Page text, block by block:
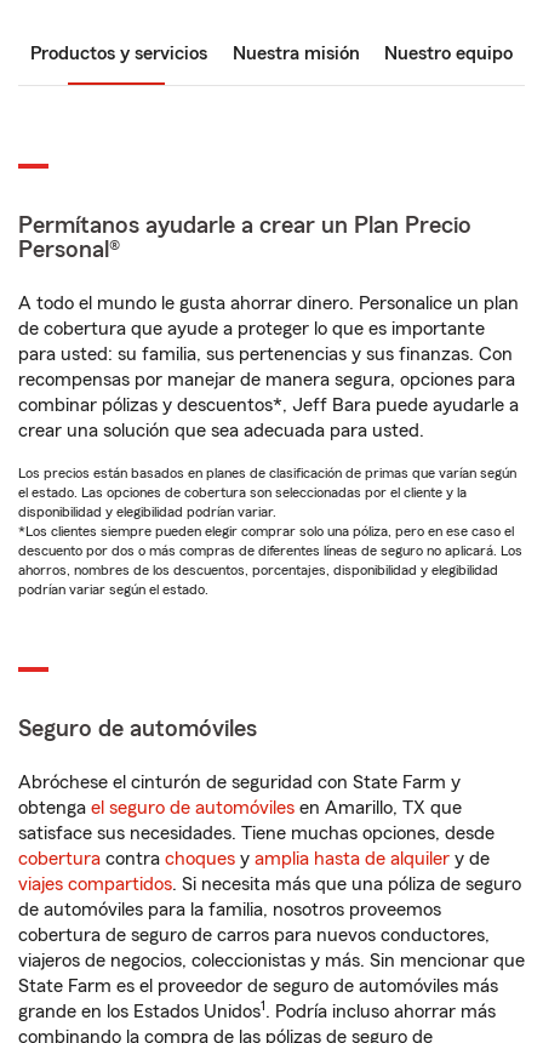
Productos y servicios Nuestra misión Nuestro equipo
Permítanos ayudarle a crear un Plan Precio
Personal®
A todo el mundo le gusta ahorrar dinero. Personalice un plan
de cobertura que ayude a proteger lo que es importante
para usted: su familia, sus pertenencias y sus finanzas. Con
recompensas por manejar de manera segura, opciones para
combinar pólizas y descuentos*, Jeff Bara puede ayudarle a
crear una solución que sea adecuada para usted.
Los precios están basados en planes de clasificación de primas que varían según
el estado. Las opciones de cobertura son seleccionadas por el cliente y la
disponibilidad y elegibilidad podrían variar.
*Los clientes siempre pueden elegir comprar solo una póliza, pero en ese caso el
descuento por dos o más compras de diferentes líneas de seguro no aplicará. Los
ahorros, nombres de los descuentos, porcentajes, disponibilidad y elegibilidad
podrían variar según el estado.
Seguro de automóviles
Abróchese el cinturón de seguridad con State Farm y
obtenga el seguro de automóviles en Amarillo, TX que
satisface sus necesidades. Tiene muchas opciones, desde
cobertura contra choques y amplia hasta de alquiler y de
viajes compartidos. Si necesita más que una póliza de seguro
de automóviles para la familia, nosotros proveemos
cobertura de seguro de carros para nuevos conductores,
viajeros de negocios, coleccionistas y más. Sin mencionar que
State Farm es el proveedor de seguro de automóviles más
grande en los Estados Unidos1. Podría incluso ahorrar más
combinando la compra de las pólizas de seguro de